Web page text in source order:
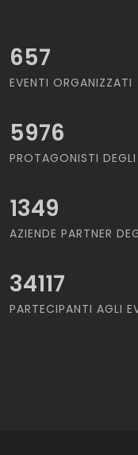
657
EVENTI ORGANIZZATI
5976
PROTAGONISTI DEGLI
1349
AZIENDE PARTNER
34117
PARTECIPANTI AGLI